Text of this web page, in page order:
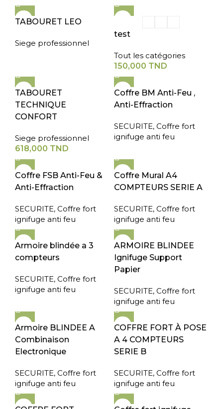
TABOURET LEO
Siege professionnel
test
Tout les catégories
150,000 TND
TABOURET
TECHNIQUE
CONFORT
Siege professionnel
618,000 TND
Coffre BM Anti-Feu ,
Anti-Effraction
SECURITE, Coffre fort
ignifuge anti feu
Coffre FSB Anti-Feu &
Anti-Effraction
SECURITE, Coffre fort
ignifuge anti feu
Coffre Mural A4
COMPTEURS SERIE A
SECURITE, Coffre fort
ignifuge anti feu
Armoire blindée a 3
compteurs
SECURITE, Coffre fort
ignifuge anti feu
ARMOIRE BLINDEE
Ignifuge Support
Papier
SECURITE, Coffre fort
ignifuge anti feu
Armoire BLINDEE A
Combinaison
Electronique
SECURITE, Coffre fort
ignifuge anti feu
COFFRE FORT À POSE
A 4 COMPTEURS
SERIE B
SECURITE, Coffre fort
ignifuge anti feu